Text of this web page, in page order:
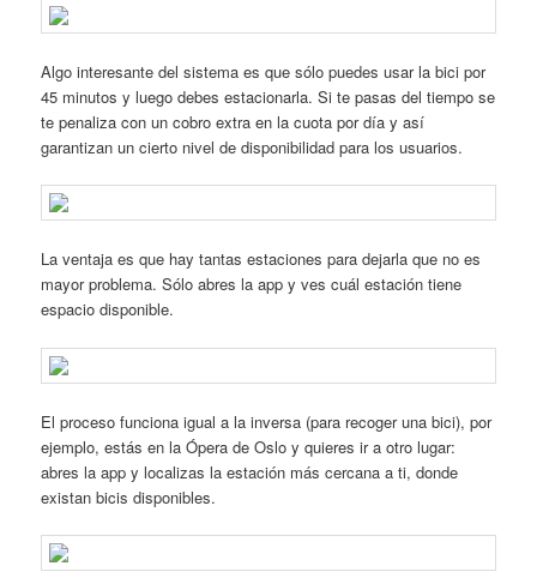
Algo interesante del sistema es que sólo puedes usar la bici por
45 minutos y luego debes estacionarla. Si te pasas del tiempo se
te penaliza con un cobro extra en la cuota por día y así
garantizan un cierto nivel de disponibilidad para los usuarios.
La ventaja es que hay tantas estaciones para dejarla que no es
mayor problema. Sólo abres la app y ves cuál estación tiene
espacio disponible.
El proceso funciona igual a la inversa (para recoger una bici), por
ejemplo, estás en la Ópera de Oslo y quieres ir a otro lugar:
abres la app y localizas la estación más cercana a ti, donde
existan bicis disponibles.